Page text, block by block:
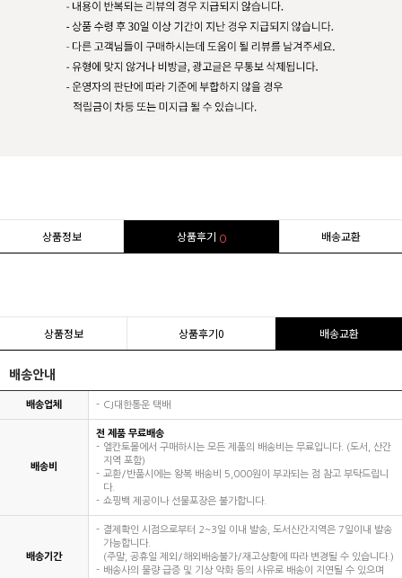
상품정보 상품후기 0 배송교환
상품정보 상품후기0 배송교환
배송안내
배송업체 CJ대한통운 택배
배송비
전 제품 무료배송
엘칸토몰에서 구매하시는 모든 제품의 배송비는 무료입니다. (도서, 산간
지역 포함)
교환/반품시에는 왕복 배송비 5,000원이 부과되는 점 참고 부탁드립니
다.
쇼핑백 제공이나 선물포장은 불가합니다.
배송기간
결제확인 시점으로부터 2~3일 이내 발송, 도서산간지역은 7일이내 발송
가능합니다.
(주말, 공휴일 제외/해외배송불가/재고상황에 따라 변경될 수 있습니다.)
배송사의 물량 급증 및 기상 악화 등의 사유로 배송이 지연될 수 있으며